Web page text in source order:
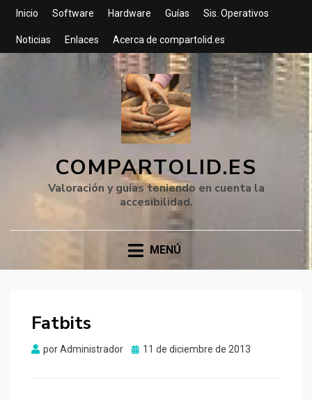
Inicio Software Hardware Guías Sis. Operativos
Noticias Enlaces Acerca de compartolid.es
COMPARTOLID.ES
Valoración y guías teniendo en cuenta la
accesibilidad.
MENÚ
Fatbits
porAdministrador
Publicado
11 de diciembre de 2013